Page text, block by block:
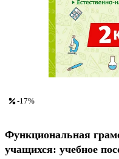
-17%
Функциональная
учащихся: учебное